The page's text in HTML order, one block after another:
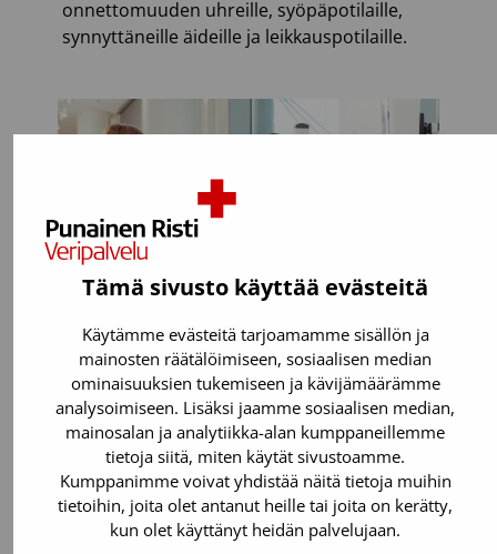
Tämä sivusto käyttää evästeitä
Käytämme evästeitä tarjoamamme sisällön ja
mainosten räätälöimiseen, sosiaalisen median
ominaisuuksien tukemiseen ja kävijämäärämme
analysoimiseen. Lisäksi jaamme sosiaalisen median,
mainosalan ja analytiikka-alan kumppaneillemme
tietoja siitä, miten käytät sivustoamme.
Kumppanimme voivat yhdistää näitä tietoja muihin
tietoihin, joita olet antanut heille tai joita on kerätty,
kun olet käyttänyt heidän palvelujaan.
onnettomuuden uhreille, syöpäpotilaille,
synnyttäneille äideille ja leikkauspotilaille.
Voit luovuttaa, jos:
Olet täysi-ikäinen. Verenluovutuksen
voi aloittaa vielä 65-vuotiaana.
Painat 50-199 kiloa.